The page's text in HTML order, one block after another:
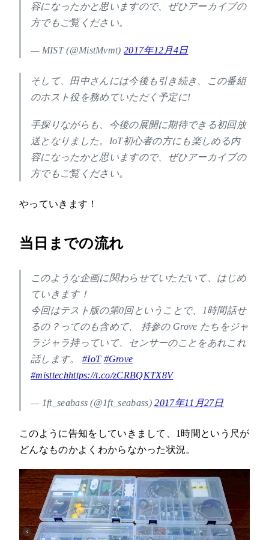
容になったかと思いますので、ぜひアーカイブの
方でもご覧ください。
— MIST (@MistMvmt)2017年12月4日
そして、田中さんには今後も引き続き、この番組
のホスト役を務めていただく予定に!
手探りながらも、今後の展開に期待できる初回放
送となりました。IoT初心者の方にも楽しめる内
容になったかと思いますので、ぜひアーカイブの
方でもご覧ください。
やっていきます！
当日までの流れ
このような企画に関わらせていただいて、はじめ
ていきます！
今回はテスト版の第0回ということで、1時間話せ
るの？ってのも含めて、 持参の Grove たちをジャ
ラジャラ持っていて、センサーのことをあれこれ
話します。 #IoT #Grove
#misttechhttps://t.co/zCRBQKTX8V
— 1ft_seabass (@1ft_seabass)2017年11月27日
このように告知をしていきまして、1時間という尺が
どんなものかよくわからなかった状況。